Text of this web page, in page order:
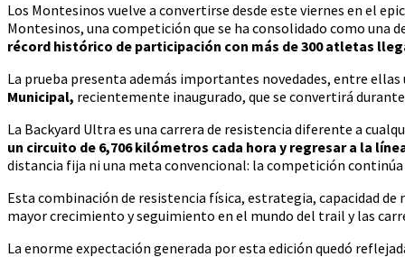
Los Montesinos vuelve a convertirse desde este viernes en el
Montesinos, una competición que se ha consolidado como una
récord histórico de participación con más de 300 atletas
La prueba presenta además importantes novedades, entre ellas
Municipal, recientemente inaugurado, que se convertirá
La Backyard Ultra es una carrera de resistencia diferente a
un circuito de 6,706 kilómetros cada hora y regresar a la
distancia fija ni una meta convencional: la competición
Esta combinación de resistencia física, estrategia, capacidad
mayor crecimiento y seguimiento en el mundo del trail y las
La enorme expectación generada por esta edición quedó